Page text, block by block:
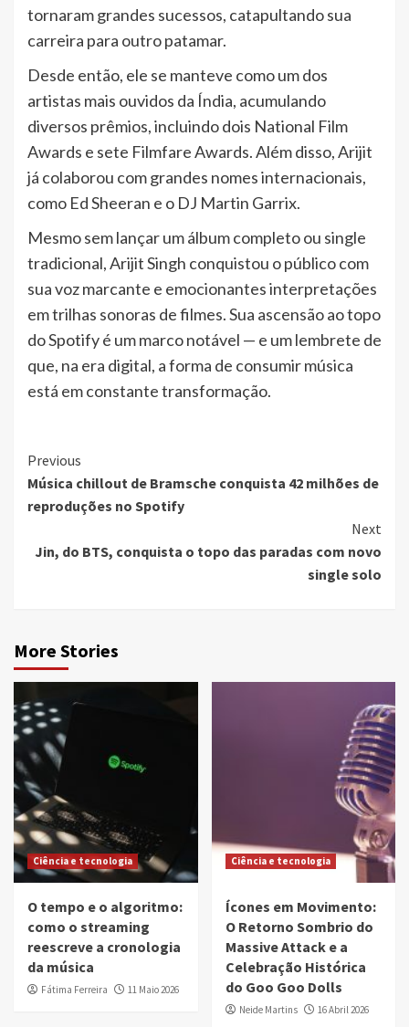
tornaram grandes sucessos, catapultando sua
carreira para outro patamar.
Desde então, ele se manteve como um dos
artistas mais ouvidos da Índia, acumulando
diversos prêmios, incluindo dois National Film
Awards e sete Filmfare Awards. Além disso, Arijit
já colaborou com grandes nomes internacionais,
como Ed Sheeran e o DJ Martin Garrix.
Mesmo sem lançar um álbum completo ou single
tradicional, Arijit Singh conquistou o público com
sua voz marcante e emocionantes interpretações
em trilhas sonoras de filmes. Sua ascensão ao topo
do Spotify é um marco notável — e um lembrete de
que, na era digital, a forma de consumir música
está em constante transformação.
Continue
Reading
Previous
Música chillout de Bramsche conquista 42 milhões de
reproduções no Spotify
Next
Jin, do BTS, conquista o topo das paradas com novo
single solo
More Stories
Ciência e tecnologia
O tempo e o algoritmo:
como o streaming
reescreve a cronologia
da música
Fátima Ferreira 11 Maio 2026
Ciência e tecnologia
Ícones em Movimento:
O Retorno Sombrio do
Massive Attack e a
Celebração Histórica
do Goo Goo Dolls
Neide Martins 16 Abril 2026